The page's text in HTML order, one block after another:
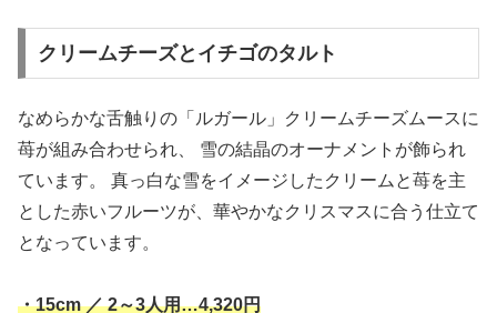
クリームチーズとイチゴのタルト
なめらかな舌触りの「ルガール」クリームチーズムースに
苺が組み合わせられ、 雪の結晶のオーナメントが飾られ
ています。 真っ白な雪をイメージしたクリームと苺を主
とした赤いフルーツが、華やかなクリスマスに合う仕立て
となっています。
・15cm ／ 2～3人用…4,320円